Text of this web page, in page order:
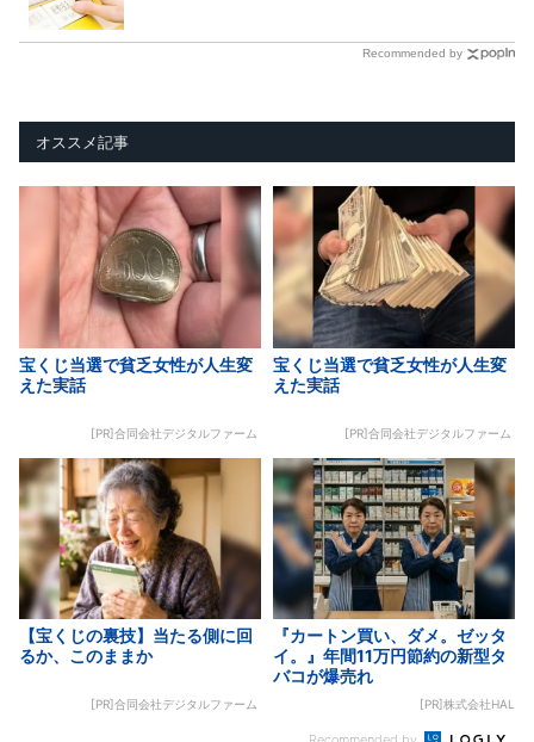
Recommended by
オススメ記事
宝くじ当選で貧乏女性が人生変
えた実話
[PR]合同会社デジタルファーム
宝くじ当選で貧乏女性が人生変
えた実話
[PR]合同会社デジタルファーム
【宝くじの裏技】当たる側に回
るか、このままか
[PR]合同会社デジタルファーム
『カートン買い、ダメ。ゼッタ
イ。』年間11万円節約の新型タ
バコが爆売れ
[PR]株式会社HAL